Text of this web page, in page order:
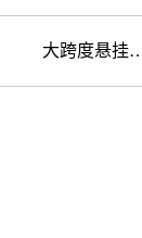
大跨度悬挂式多支点